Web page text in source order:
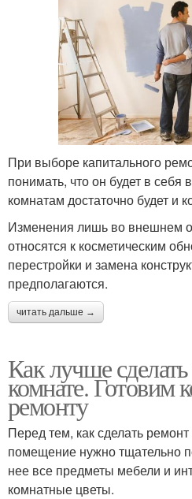
При выборе капитального
понимать, что он будет в себя
комнатам достаточно будет и
Изменения лишь во внешнем
относятся к косметическим
перестройки и замена
предполагаются.
читать дальше →
Как лучше
комнате. Готовим
ремонту
Перед тем, как сделать
помещение нужно тщательно
нее все предметы мебели и
комнатные цветы.